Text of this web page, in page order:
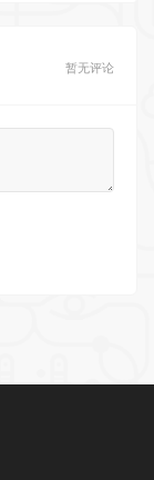
暂无评论